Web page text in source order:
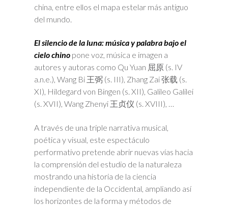
china, entre ellos el mapa estelar más antiguo
del mundo.
El silencio de la luna: música y palabra bajo el
cielo chino pone voz, música e imagen a
autores y autoras como Qu Yuan 屈原 (s. IV
a.n.e.), Wang Bi 王弼 (s. III), Zhang Zai 张载 (s.
XI), Hildegard von Bingen (s. XII), Galileo Galilei
(s. XVII), Wang Zhenyi 王贞仪 (s. XVIII), …
A través de una triple narrativa musical,
poética y visual, este espectáculo
performativo pretende abrir nuevas vías hacia
la comprensión del estudio de la naturaleza
mostrando una historia de la ciencia
independiente de la Occidental, ampliando así
los horizontes de la forma y métodos de